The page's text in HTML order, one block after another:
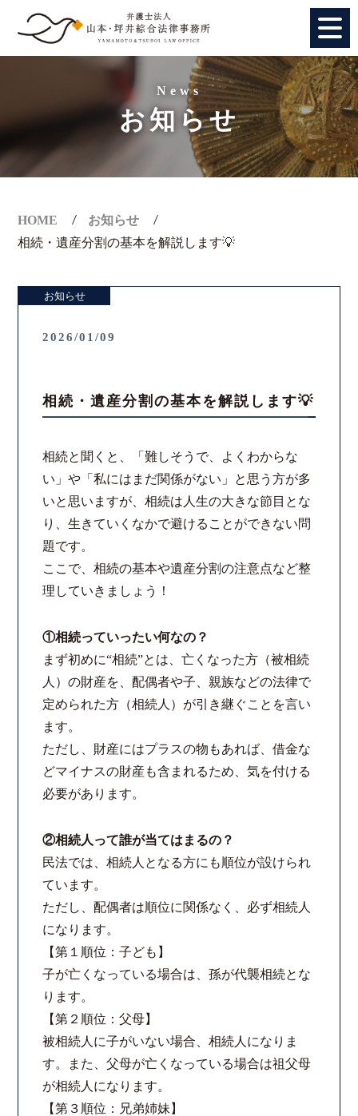
法人のお客様
弁護士紹介
スタッフ紹介
弁護士費用
解決事例
お客様の声
スタッフインタビュー
カウンセリング
法律相談継続サポートプラン
よくあるご質問
リモート相談
お知らせ
弁護士ブログ
法律相談コラム
サマークラーク・ウィンタークラーク募集
衛生対策の強化
コロナと労働問題
News
お知らせ
HOME
お知らせ
相続・遺産分割の基本を解説します💡
お知らせ
2026/01/09
相続・遺産分割の基本を解説します💡
相続と聞くと、「難しそうで、よくわからな
い」や「私にはまだ関係がない」と思う方が多
いと思いますが、相続は人生の大きな節目とな
り、生きていくなかで避けることができない問
題です。
ここで、相続の基本や遺産分割の注意点など整
理していきましょう！
①相続っていったい何なの？
まず初めに“相続”とは、亡くなった方（被相続
人）の財産を、配偶者や子、親族などの法律で
定められた方（相続人）が引き継ぐことを言い
ます。
ただし、財産にはプラスの物もあれば、借金な
どマイナスの財産も含まれるため、気を付ける
必要があります。
②相続人って誰が当てはまるの？
民法では、相続人となる方にも順位が設けられ
ています。
ただし、配偶者は順位に関係なく、必ず相続人
になります。
【第１順位：子ども】
子が亡くなっている場合は、孫が代襲相続とな
ります。
【第２順位：父母】
被相続人に子がいない場合、相続人になりま
す。また、父母が亡くなっている場合は祖父母
が相続人になります。
【第３順位：兄弟姉妹】